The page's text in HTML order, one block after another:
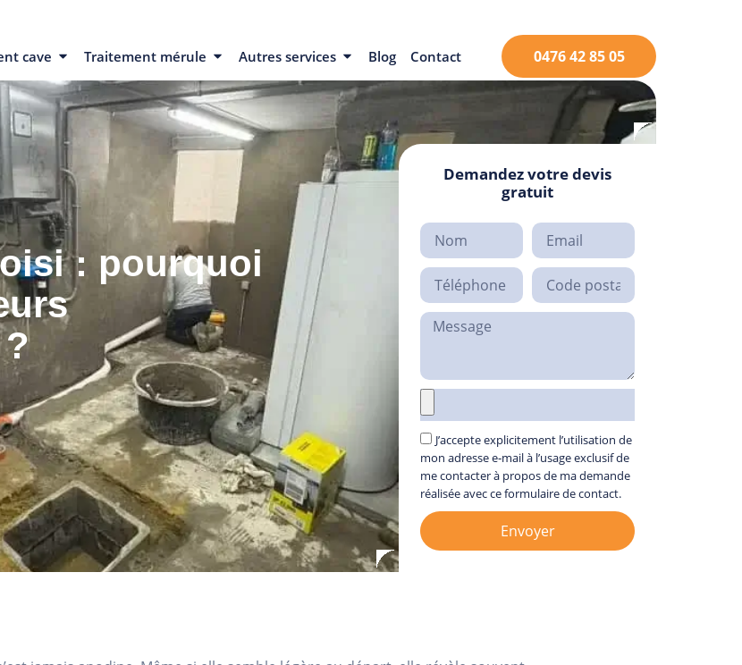
cave Traitement mérule Autres services Blog Contact 0476 42 85 05
: pourquoi
Demandez votre devis
gratuit
J’accepte explicitement l’utilisation de
mon adresse e‑mail à l’usage exclusif de
me contacter à propos de ma demande
réalisée avec ce formulaire de contact.
Envoyer